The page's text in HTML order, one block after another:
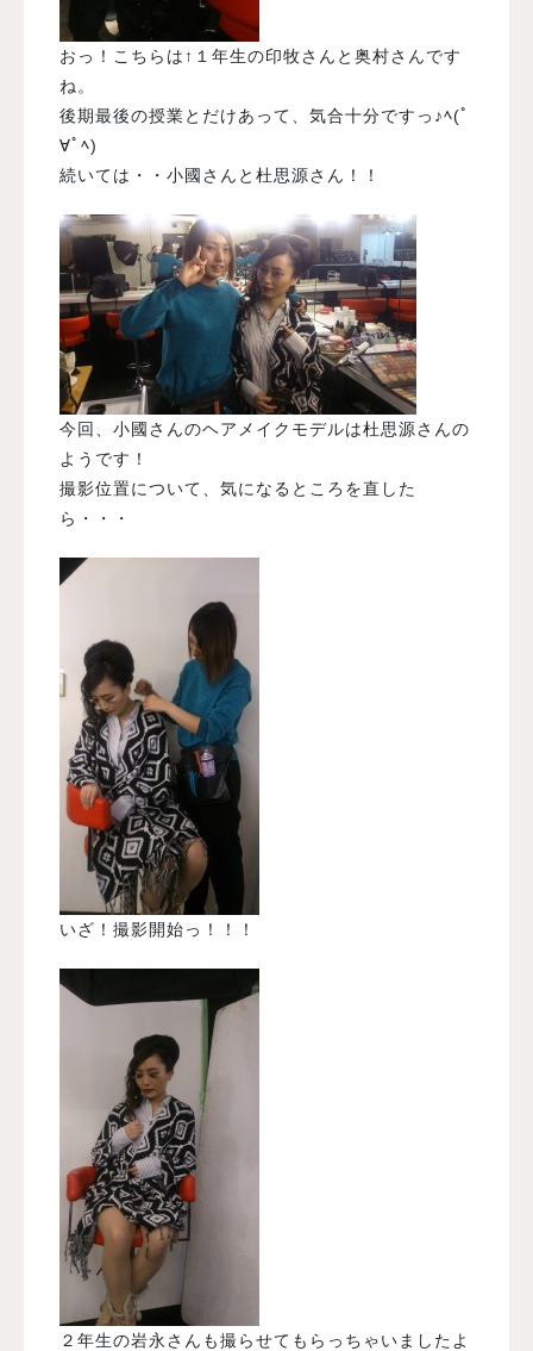
おっ！こちらは↑１年生の印牧さんと奥村さんです
ね。
後期最後の授業とだけあって、気合十分ですっ♪ﾍ(ﾟ
∀ﾟﾍ)
続いては・・小國さんと杜思源さん！！
今回、小國さんのヘアメイクモデルは杜思源さんの
ようです！
撮影位置について、気になるところを直した
ら・・・
いざ！撮影開始っ！！！
２年生の岩永さんも撮らせてもらっちゃいましたよ